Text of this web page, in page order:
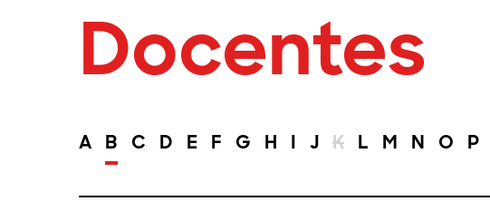
Docentes
A B C D E F G H I J K L M N O P